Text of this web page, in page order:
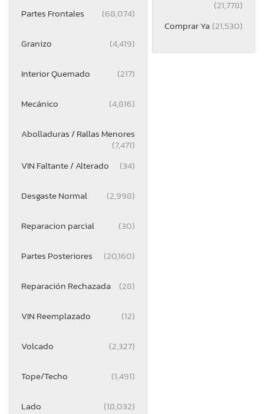
Partes Frontales (68,074)
Granizo (4,419)
Interior Quemado (217)
Mecánico (4,816)
Abolladuras / Rallas Menores
(7,471)
VIN Faltante / Alterado
(34)
Desgaste Normal (2,998)
Reparacion parcial (30)
Partes Posteriores (20,160)
Reparación Rechazada (28)
VIN Reemplazado (12)
Volcado (2,327)
Tope/Techo (1,491)
Lado (18,032)
(21,778)
Comprar Ya (21,530)